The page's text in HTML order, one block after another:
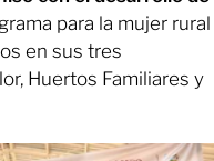
para la mujer rural
en sus tres
Huertos Familiares y